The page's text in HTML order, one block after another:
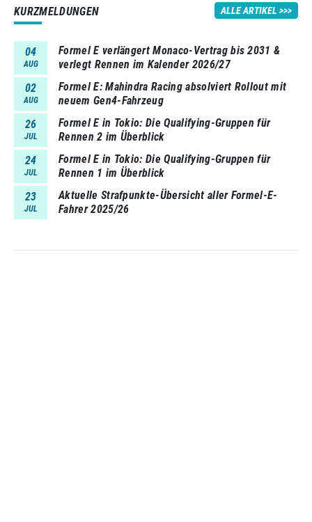
KURZMELDUNGEN ALLE ARTIKEL
04
AUG
Formel E verlängert Monaco-Vertrag bis 2031 &
verlegt Rennen im Kalender 2026/27
02
AUG
Formel E: Mahindra Racing absolviert Rollout mit
neuem Gen4-Fahrzeug
26
JUL
Formel E in Tokio: Die Qualifying-Gruppen für
Rennen 2 im Überblick
24
JUL
Formel E in Tokio: Die Qualifying-Gruppen für
Rennen 1 im Überblick
23
JUL
Aktuelle Strafpunkte-Übersicht aller Formel-E-
Fahrer 2025/26